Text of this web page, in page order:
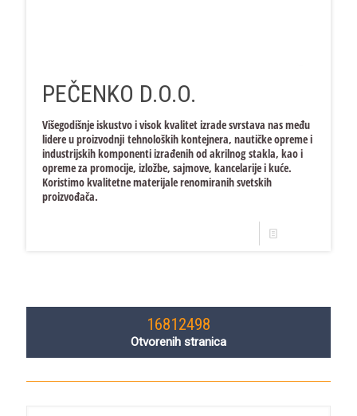
PEČENKO D.O.O.
Višegodišnje iskustvo i visok kvalitet izrade svrstava nas među
lidere u proizvodnji tehnoloških kontejnera, nautičke opreme i
industrijskih komponenti izrađenih od akrilnog stakla, kao i
opreme za promocije, izložbe, sajmove, kancelarije i kuće.
Koristimo kvalitetne materijale renomiranih svetskih
proizvođača.
16812498
Otvorenih stranica